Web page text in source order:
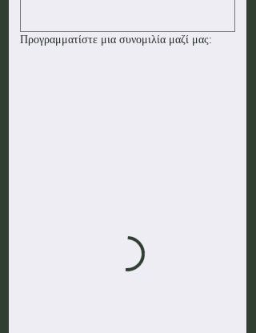
Προγραμματίστε μια συνομιλία μαζί μας: